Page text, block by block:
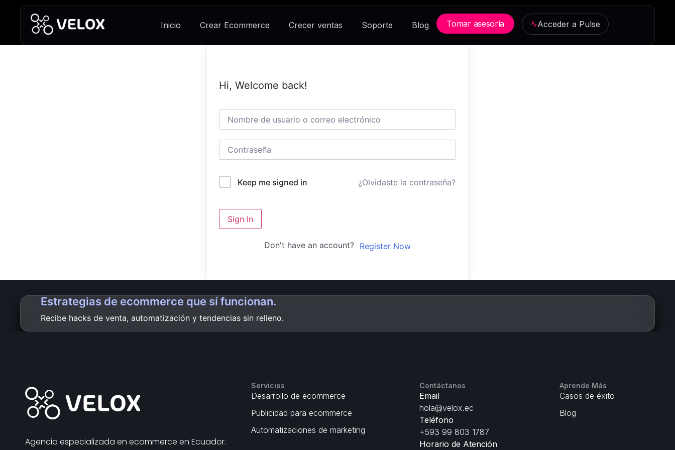
Inicio Crear Ecommerce Crecer ventas Soporte Blog Tomar asesoría Acceder a Pulse
Hi, Welcome back!
Keep me signed in ¿Olvidaste la contraseña?
Sign In
Don't have an account? Register Now
Estrategias de ecommerce que sí funcionan.
Recibe hacks de venta, automatización y tendencias sin relleno.
Agencia especializada en ecommerce en Ecuador.
Servicios
Desarrollo de ecommerce
Publicidad para ecommerce
Automatizaciones de marketing
Contáctanos
Email
hola@velox.ec
Teléfono
+593 99 803 1787
Horario de Atención
Aprende Más
Casos de éxito
Blog